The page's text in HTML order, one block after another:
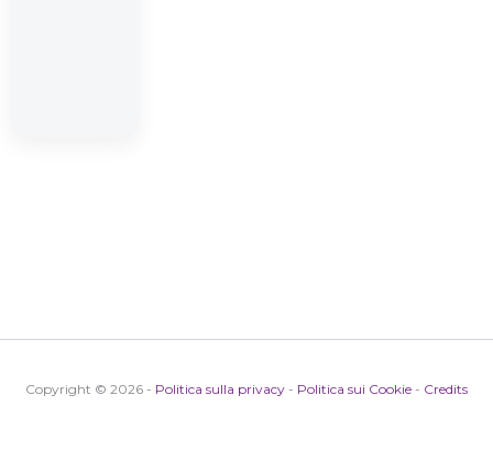
Copyright © 2026 - Politica sulla privacy - Politica sui Cookie - Credits